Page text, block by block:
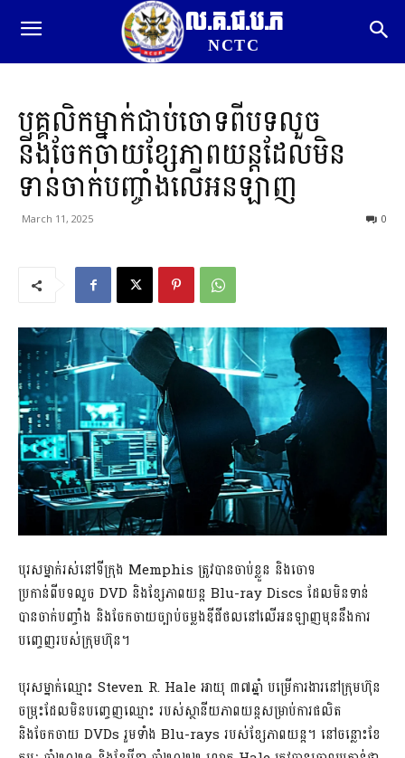
ល.គ.ជ.ប.ភ
NCTC
បុគ្គលិកម្នាក់ជាប់ចោទពីបទលួច
និងចែកចាយខ្សែភាពយន្តដែលមិន
ទាន់ចាក់បញ្ចាំងលើអនឡាញ
March 11, 2025 0
បុរសម្នាក់រស់នៅទីក្រុង Memphis ត្រូវបានចាប់ខ្លួន និងចោទ
ប្រកាន់ពីបទលួច DVD និងខ្សែភាពយន្ត Blu-ray Discs ដែលមិនទាន់
បានចាក់បញ្ចាំង និងចែកចាយច្បាប់ចម្លងឌីជីថលនៅលើអនឡាញមុននឹងការ
បញ្ចេញរបស់ក្រុមហ៊ុន។
បុរសម្នាក់ឈ្មោះ Steven R. Hale អាយុ ៣៧ឆ្នាំ បម្រើការងារនៅក្រុមហ៊ុន
ចម្រុះដែលមិនបញ្ចេញឈ្មោះ របស់ស្ថានីយភាពយន្តសម្រាប់ការផលិត
និងចែកចាយ DVDs រួមទាំង Blu-rays របស់ខ្សែភាពយន្ត។ នៅចន្លោះខែ